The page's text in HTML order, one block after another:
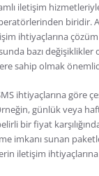
iletişim
biridir.
ihtiyaçlarına
bazı değişiklikler
sahip olmak
ihtiyaçlarına göre
günlük veya
bir fiyat
imkanı sunan
iletişim